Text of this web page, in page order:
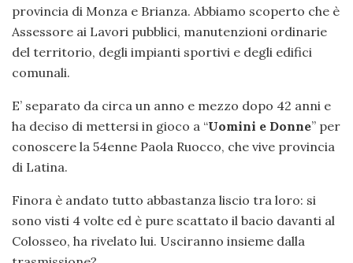
provincia di Monza e Brianza. Abbiamo scoperto che è
Assessore ai Lavori pubblici, manutenzioni ordinarie
del territorio, degli impianti sportivi e degli edifici
comunali.
E’ separato da circa un anno e mezzo dopo 42 anni e
ha deciso di mettersi in gioco a “Uomini e Donne” per
conoscere la 54enne Paola Ruocco, che vive provincia
di Latina.
Finora è andato tutto abbastanza liscio tra loro: si
sono visti 4 volte ed è pure scattato il bacio davanti al
Colosseo, ha rivelato lui. Usciranno insieme dalla